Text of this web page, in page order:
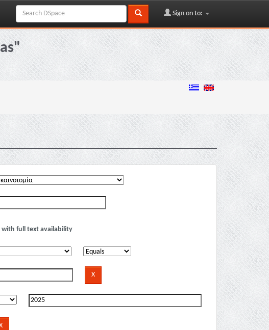
Sign on to:
with full text availability